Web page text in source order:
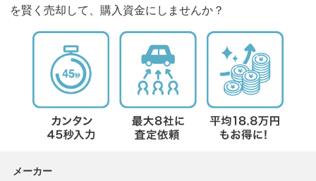
を賢く売却して、購入資金にしませんか？
メーカー